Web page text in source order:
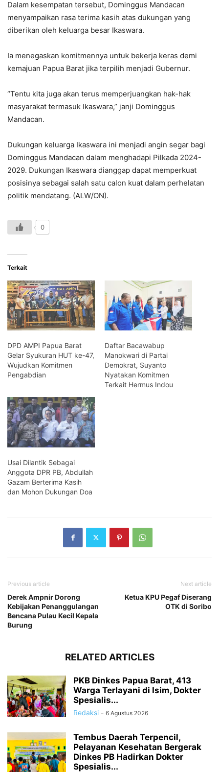
Dalam kesempatan tersebut, Dominggus Mandacan
menyampaikan rasa terima kasih atas dukungan yang
diberikan oleh keluarga besar Ikaswara.
Ia menegaskan komitmennya untuk bekerja keras demi
kemajuan Papua Barat jika terpilih menjadi Gubernur.
“Tentu kita juga akan terus memperjuangkan hak-hak
masyarakat termasuk Ikaswara,” janji Dominggus
Mandacan.
Dukungan keluarga Ikaswara ini menjadi angin segar bagi
Dominggus Mandacan dalam menghadapi Pilkada 2024-
2029. Dukungan Ikaswara dianggap dapat memperkuat
posisinya sebagai salah satu calon kuat dalam perhelatan
politik mendatang. (ALW/ON).
0
Terkait
DPD AMPI Papua Barat
Gelar Syukuran HUT ke-47,
Wujudkan Komitmen
Pengabdian
Daftar Bacawabup
Manokwari di Partai
Demokrat, Suyanto
Nyatakan Komitmen
Terkait Hermus Indou
Usai Dilantik Sebagai
Anggota DPR PB, Abdullah
Gazam Berterima Kasih
dan Mohon Dukungan Doa
Previous article
Derek Ampnir Dorong
Kebijakan Penanggulangan
Bencana Pulau Kecil Kepala
Burung
Next article
Ketua KPU Pegaf Diserang
OTK di Soribo
RELATED ARTICLES
PKB Dinkes Papua Barat, 413
Warga Terlayani di Isim, Dokter
Spesialis...
Redaksi - 6 Agustus 2026
Tembus Daerah Terpencil,
Pelayanan Kesehatan Bergerak
Dinkes PB Hadirkan Dokter
Spesialis...